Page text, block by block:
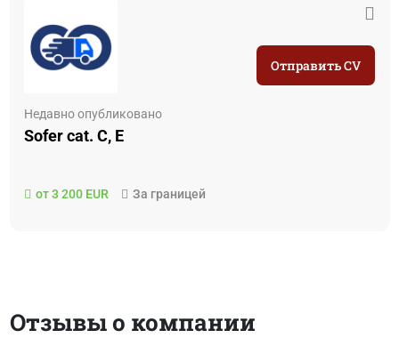
Недавно опубликовано
Sofer cat. C, E
от 3 200 EUR За границей
Отправить CV
Отзывы о компании